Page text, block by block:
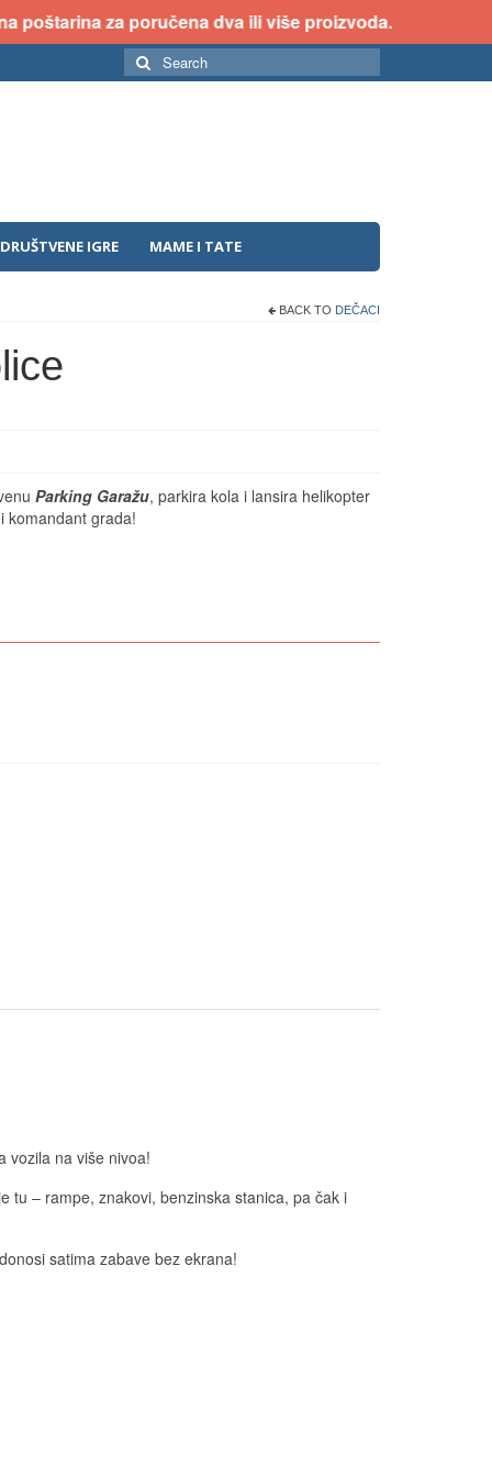
za poručena dva ili više proizvoda.
Search
for:
DRUŠTVENE IGRE MAME I TATE
BACK TO DEČACI
Parking Garažu, parkira kola i lansira helikopter
komandant grada!
vozila na više nivoa!
tu – rampe, znakovi, benzinska stanica, pa čak i
satima zabave bez ekrana!